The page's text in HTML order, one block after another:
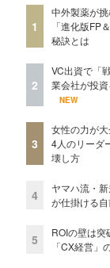
1
中外製薬が
「進化版FP
秘訣とは
2
VC出資で「
業会社が投
NEW
3
女性の力が大
4人のリーダ
壊し方
4
ヤマハ流・
が仕掛ける
5
ROIの壁は突
「CX経営」